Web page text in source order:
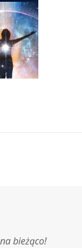
bieżąco!